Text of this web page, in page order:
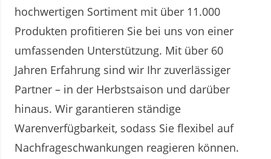
hochwertigen Sortiment mit über 11.000
Produkten profitieren Sie bei uns von einer
umfassenden Unterstützung. Mit über 60
Jahren Erfahrung sind wir Ihr zuverlässiger
Partner – in der Herbstsaison und darüber
hinaus. Wir garantieren ständige
Warenverfügbarkeit, sodass Sie flexibel auf
Nachfrageschwankungen reagieren können.